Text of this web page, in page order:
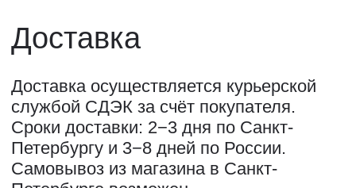
САНКТ-ПЕТЕРБУРГ, СЕВКАБЕЛЬ ПОРТ
КОЖЕВЕННАЯ УЛИЦА, 40Е
2-Й ЭТАЖ, ДОМОФОН 19#
ВКОНТАКТЕ↗ ИТЕЛЕГРАМ↗
ПОЧТА:
ПО ВОПРОСАМ ПРИОБРЕТЕНИЯ ИСКУССТВА:
+7 911 779-63-95